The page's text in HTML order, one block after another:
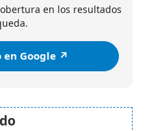
en los resultados
en Google ↗️